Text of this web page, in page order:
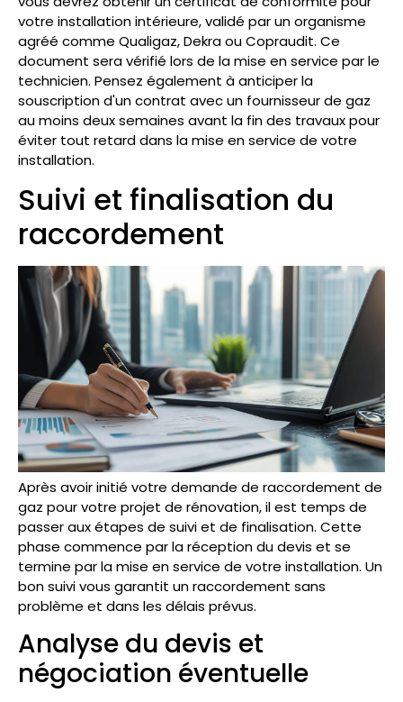
votre installation intérieure, validé par un organisme
agréé comme Qualigaz, Dekra ou Copraudit. Ce
document sera vérifié lors de la mise en service par le
technicien. Pensez également à anticiper la
souscription d'un contrat avec un fournisseur de gaz
au moins deux semaines avant la fin des travaux pour
éviter tout retard dans la mise en service de votre
installation.
Suivi et finalisation du
raccordement
Après avoir initié votre demande de raccordement de
gaz pour votre projet de rénovation, il est temps de
passer aux étapes de suivi et de finalisation. Cette
phase commence par la réception du devis et se
termine par la mise en service de votre installation. Un
bon suivi vous garantit un raccordement sans
problème et dans les délais prévus.
Analyse du devis et
négociation éventuelle